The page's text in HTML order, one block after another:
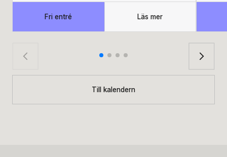
Fri entré Läs mer
Till kalendern